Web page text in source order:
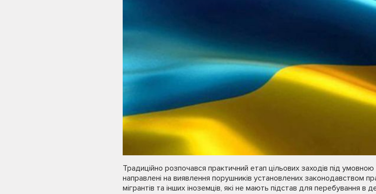
Традиційно розпочався практичний етап цільових заходів під умовною
направлені на виявлення порушників установлених законодавством
мігрантів та інших іноземців, які не мають підстав для перебування в